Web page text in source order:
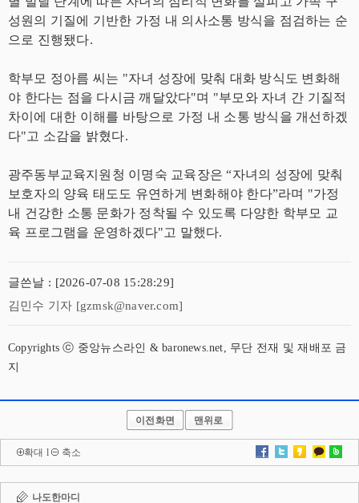
성원의 기질에 기반한 가정 내 의사소통 방식을 점검하는 순
으로 진행됐다.
학부모 정아름 씨는 "자녀 성장에 맞춰 대화 방식도 변화해
야 한다는 점을 다시금 깨달았다"며 "부모와 자녀 간 기질적
차이에 대한 이해를 바탕으로 가정 내 소통 방식을 개선하겠
다"고 소감을 밝혔다.
광주동부교육지원청 이명숙 교육장은 “자녀의 성장에 맞춰
보호자의 양육 태도도 유연하게 변화해야 한다”라며 "가정
내 건강한 소통 문화가 정착될 수 있도록 다양한 학부모 교
육 프로그램을 운영하겠다"고 말했다.
글쓴날 : [2026-07-08 15:28:29]
김민수 기자 [gzmsk@naver.com]
Copyrights ⓒ 중앙뉴스라인 & baronews.net, 무단 전재 및 재배포 금
지
이전화면 맨위로
확대 l 축소